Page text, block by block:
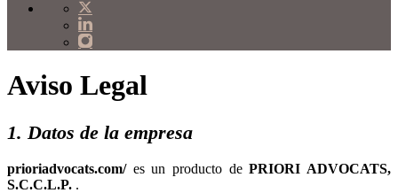
Aviso Legal
1. Datos de la empresa
es un producto de
.